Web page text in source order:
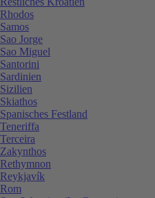
Rhodos
Samos
Sao Jorge
Sao Miguel
Santorini
Sardinien
Sizilien
Skiathos
Spanisches Festland
Teneriffa
Terceira
Zakynthos
Rethymnon
Reykjavík
Rom